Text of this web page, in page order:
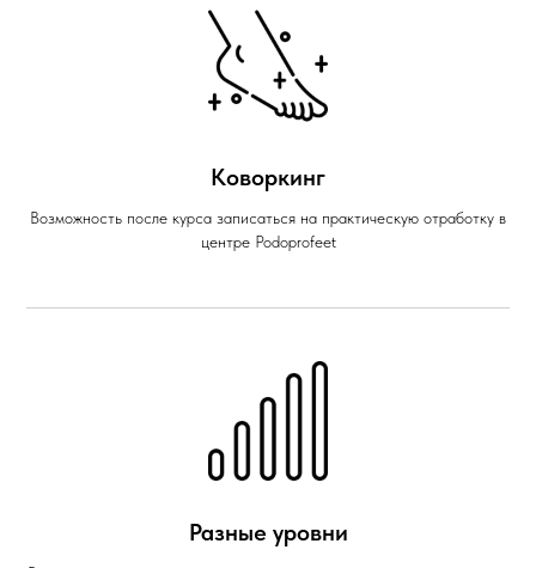
Коворкинг
Возможность после курса записаться на практическую отработку в
центре Podoprofeet
Разные уровни